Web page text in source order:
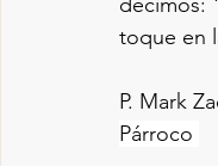
toque en
P. Mark
Párroco